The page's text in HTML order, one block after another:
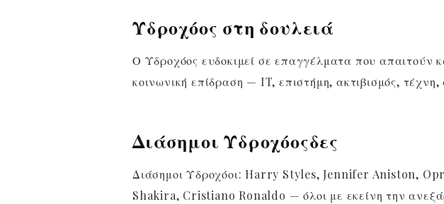
Υδροχόος στη δουλειά
Ο Υδροχόος ευδοκιμεί σε επαγγέλματα που απαιτούν
κοινωνική επίδραση — IT, επιστήμη, ακτιβισμός,
Διάσημοι Υδροχόοςδες
Διάσημοι Υδροχόοι: Harry Styles, Jennifer Aniston,
Shakira, Cristiano Ronaldo — όλοι με εκείνη την